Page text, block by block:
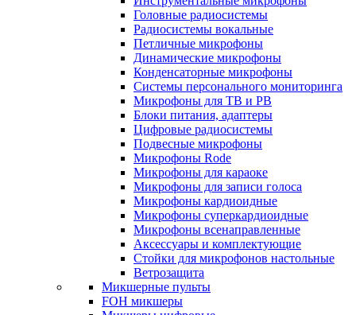
Головные радиосистемы
Радиосистемы вокальные
Петличные микрофоны
Динамические микрофоны
Конденсаторные микрофоны
Системы персонального мониторинга
Микрофоны для ТВ и РВ
Блоки питания, адаптеры
Цифровые радиосистемы
Подвесные микрофоны
Микрофоны Rode
Микрофоны для караоке
Микрофоны для записи голоса
Микрофоны кардиоидные
Микрофоны суперкардиоидные
Микрофоны всенаправленные
Аксессуары и комплектующие
Стойки для микрофонов настольные
Ветрозащита
Микшерные пульты
FOH микшеры